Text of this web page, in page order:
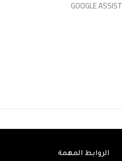
الروابط المهمة